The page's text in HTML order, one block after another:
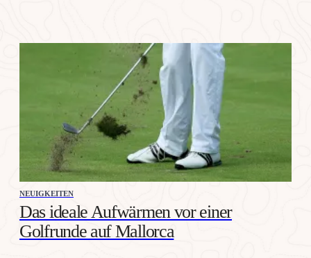
NEUIGKEITEN
Das ideale Aufwärmen vor einer
Golfrunde auf Mallorca